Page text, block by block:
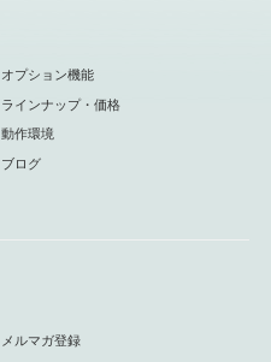
オプション機能
ラインナップ・価格
動作環境
ブログ
メルマガ登録